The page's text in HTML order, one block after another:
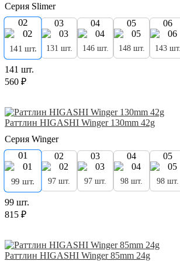
Серия Slimer
02
141 шт.
03
131 шт.
04
146 шт.
05
148 шт.
06
143 шт.
141 шт.
560 ₽
Раттлин HIGASHI Winger 130mm 42g
Серия Winger
01
99 шт.
02
97 шт.
03
97 шт.
04
98 шт.
05
98 шт.
99 шт.
815 ₽
Раттлин HIGASHI Winger 85mm 24g